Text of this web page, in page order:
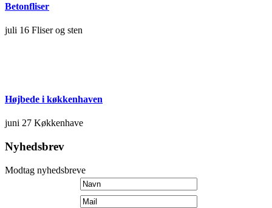
Betonfliser
juli 16 Fliser og sten
Højbede i køkkenhaven
juni 27 Køkkenhave
Nyhedsbrev
Modtag nyhedsbreve